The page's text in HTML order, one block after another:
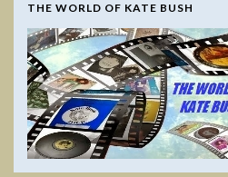
THE WORLD OF KATE BUSH